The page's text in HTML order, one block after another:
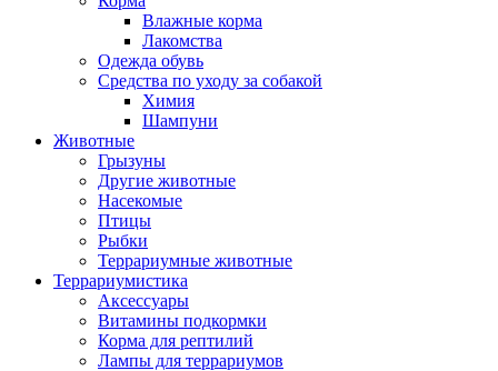
Влажные корма
Лакомства
Одежда обувь
Средства по уходу за собакой
Химия
Шампуни
Животные
Грызуны
Другие животные
Насекомые
Птицы
Рыбки
Террариумные животные
Террариумистика
Аксессуары
Витамины подкормки
Корма для рептилий
Лампы для террариумов